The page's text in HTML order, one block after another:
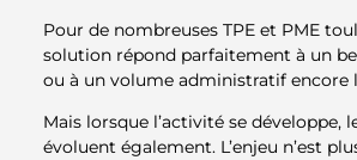
Pour de nombreuses TPE et PME
solution répond parfaitement à un
ou à un volume administratif encore
Mais lorsque l’activité se développe,
évoluent également. L’enjeu n’est